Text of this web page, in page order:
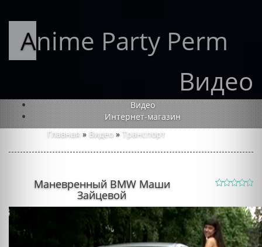
Anime Party Perm
Видео
Видео
Интернет-магазин
Главная » Видео » Транспорт
Маневренный BMW Маши
Зайцевой